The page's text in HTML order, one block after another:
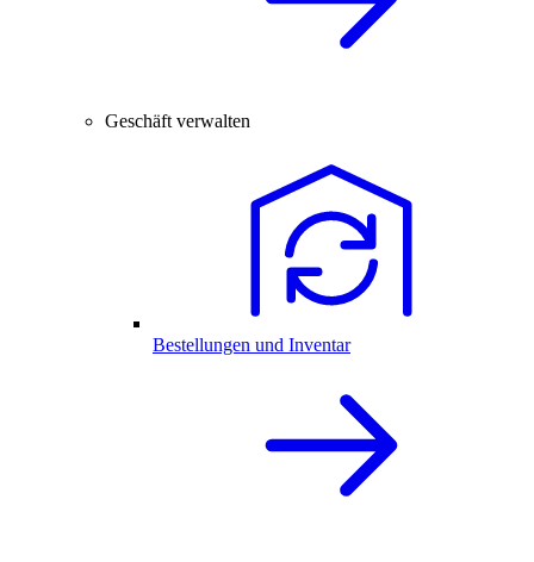
Geschäft verwalten
Bestellungen und Inventar